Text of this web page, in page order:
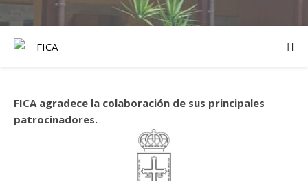
FICA agradece la colaboración de sus principales
patrocinadores.